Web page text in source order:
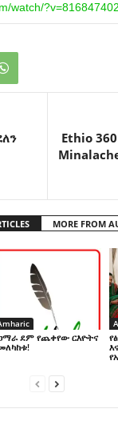
watch/
Ethio
MORE FROM
ደም የጨቀየው ርእዮትና